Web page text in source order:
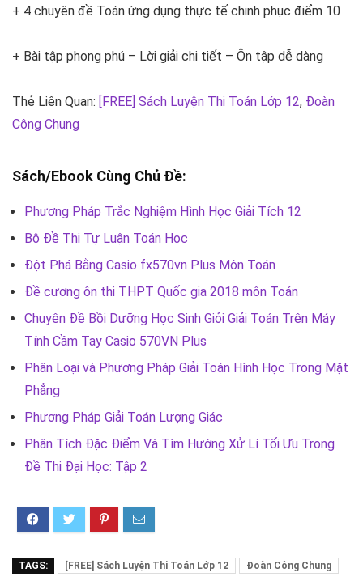
+ 4 chuyên đề Toán ứng dụng thực tế chinh phục điểm 10
+ Bài tập phong phú – Lời giải chi tiết – Ôn tập dễ dàng
Thẻ Liên Quan: [FREE] Sách Luyện Thi Toán Lớp 12, Đoàn
Công Chung
Sách/Ebook Cùng Chủ Đề:
Phương Pháp Trắc Nghiệm Hình Học Giải Tích 12
Bộ Đề Thi Tự Luận Toán Học
Đột Phá Bằng Casio fx570vn Plus Môn Toán
Đề cương ôn thi THPT Quốc gia 2018 môn Toán
Chuyên Đề Bồi Dưỡng Học Sinh Giỏi Giải Toán Trên Máy
Tính Cầm Tay Casio 570VN Plus
Phân Loại và Phương Pháp Giải Toán Hình Học Trong Mặt
Phẳng
Phương Pháp Giải Toán Lượng Giác
Phân Tích Đặc Điểm Và Tìm Hướng Xử Lí Tối Ưu Trong
Đề Thi Đại Học: Tập 2
TAGS: [FREE] Sách Luyện Thi Toán Lớp 12 Đoàn Công Chung